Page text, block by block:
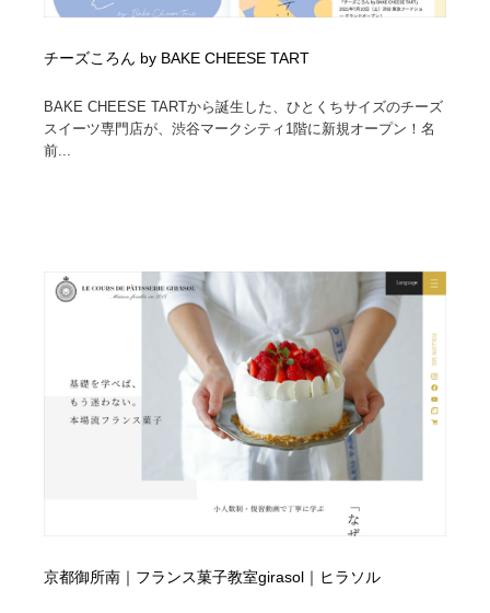
チーズころん by BAKE CHEESE TART
BAKE CHEESE TARTから誕生した、ひとくちサイズのチーズ
スイーツ専門店が、渋谷マークシティ1階に新規オープン！名
前...
京都御所南｜フランス菓子教室girasol｜ヒラソル